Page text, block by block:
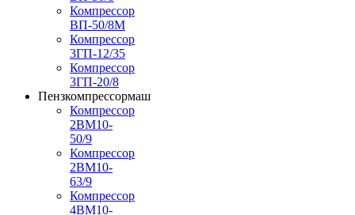
Компрессор
ВП-50/8М
Компрессор
3ГП-12/35
Компрессор
3ГП-20/8
Пензкомпрессормаш
Компрессор
2ВМ10-
50/9
Компрессор
2ВМ10-
63/9
Компрессор
4ВМ10-